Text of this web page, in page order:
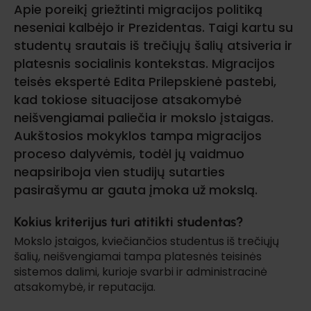
Apie poreikį griežtinti migracijos politiką
neseniai kalbėjo ir Prezidentas. Taigi kartu su
studentų srautais iš trečiųjų šalių atsiveria ir
platesnis socialinis kontekstas. Migracijos
teisės ekspertė Edita Prilepskienė pastebi,
kad tokiose situacijose atsakomybė
neišvengiamai paliečia ir mokslo įstaigas.
Aukštosios mokyklos tampa migracijos
proceso dalyvėmis, todėl jų vaidmuo
neapsiriboja vien studijų sutarties
pasirašymu ar gauta įmoka už mokslą.
Kokius kriterijus turi atitikti studentas?
Mokslo įstaigos, kviečiančios studentus iš trečiųjų
šalių, neišvengiamai tampa platesnės teisinės
sistemos dalimi, kurioje svarbi ir administracinė
atsakomybė, ir reputacija.